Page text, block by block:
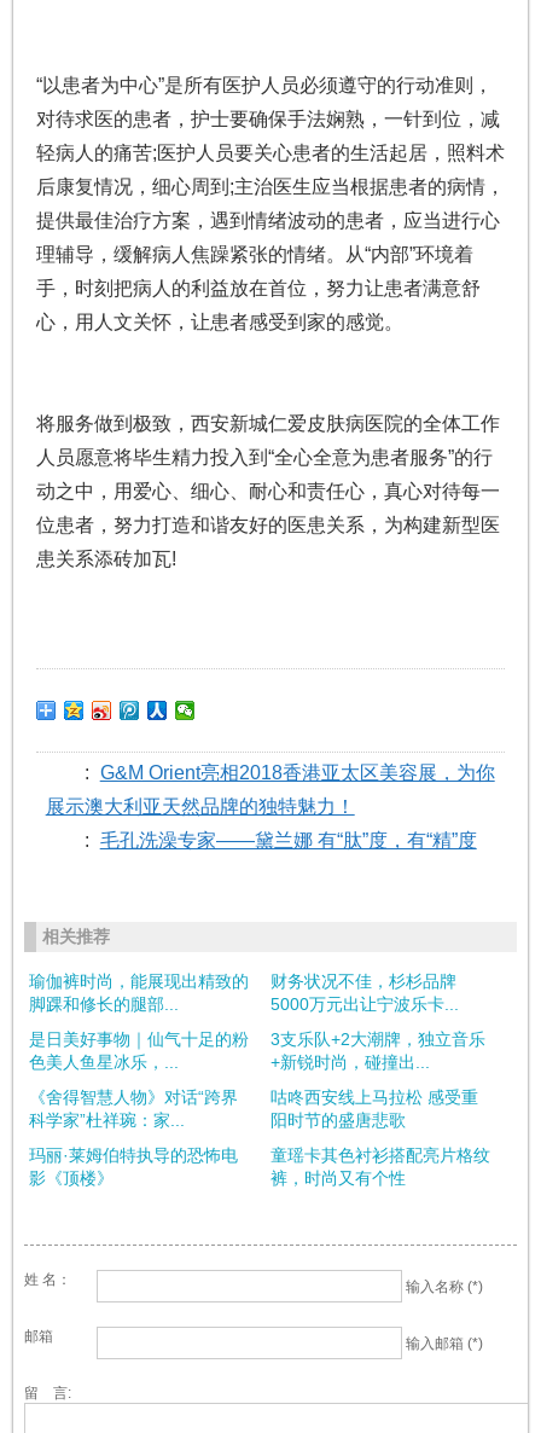
“以患者为中心”是所有医护人员必须遵守的行动准则，
对待求医的患者，护士要确保手法娴熟，一针到位，减
轻病人的痛苦;医护人员要关心患者的生活起居，照料术
后康复情况，细心周到;主治医生应当根据患者的病情，
提供最佳治疗方案，遇到情绪波动的患者，应当进行心
理辅导，缓解病人焦躁紧张的情绪。从“内部”环境着
手，时刻把病人的利益放在首位，努力让患者满意舒
心，用人文关怀，让患者感受到家的感觉。
将服务做到极致，西安新城仁爱皮肤病医院的全体工作
人员愿意将毕生精力投入到“全心全意为患者服务”的行
动之中，用爱心、细心、耐心和责任心，真心对待每一
位患者，努力打造和谐友好的医患关系，为构建新型医
患关系添砖加瓦!
: G&M Orient亮相2018香港亚太区美容展，为你
展示澳大利亚天然品牌的独特魅力！
: 毛孔洗澡专家——黛兰娜 有“肽”度，有“精”度
相关推荐
瑜伽裤时尚，能展现出精致的
脚踝和修长的腿部...
财务状况不佳，杉杉品牌
5000万元出让宁波乐卡...
是日美好事物｜仙气十足的粉
色美人鱼星冰乐，...
3支乐队+2大潮牌，独立音乐
+新锐时尚，碰撞出...
《舍得智慧人物》对话“跨界
科学家”杜祥琬：家...
咕咚西安线上马拉松 感受重
阳时节的盛唐悲歌
玛丽·莱姆伯特执导的恐怖电
影《顶楼》
童瑶卡其色衬衫搭配亮片格纹
裤，时尚又有个性
姓 名： 输入名称 (*)
邮箱 输入邮箱 (*)
留 言: